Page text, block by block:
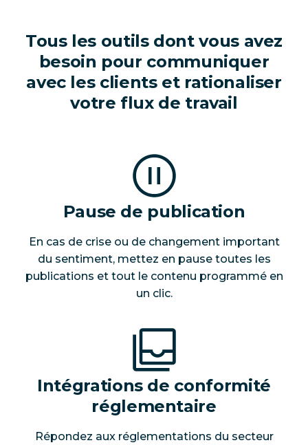
Tous les outils dont vous avez
besoin pour communiquer
avec les clients et rationaliser
votre flux de travail
Pause de publication
En cas de crise ou de changement important
du sentiment, mettez en pause toutes les
publications et tout le contenu programmé en
un clic.
Intégrations de conformité
réglementaire
Répondez aux réglementations du secteur